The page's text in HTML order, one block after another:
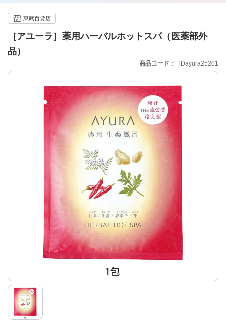
［アユーラ］薬用ハーバルホットスパ（医薬部外
品）
東武百貨店
商品コード TDayura25201